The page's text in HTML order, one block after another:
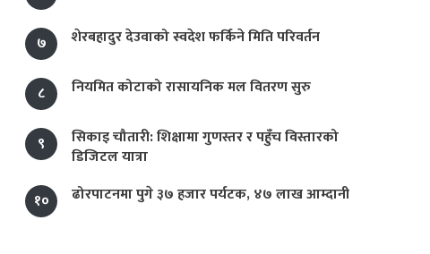
७ शेरबहादुर देउवाको स्वदेश फर्किने मिति परिवर्तन
८ नियमित कोटाको रासायनिक मल वितरण सुरु
९
सिकाइ चौतारी: शिक्षामा गुणस्तर र पहुँच विस्तारको
डिजिटल यात्रा
१०
ढोरपाटनमा पुगे ३७ हजार पर्यटक, ४७ लाख आम्दानी